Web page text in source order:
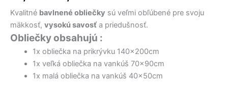
bola:
12,50 €.10,50 €.
Kvalitné bavlnené obliečky sú veľmi obľúbené pre svoju
mäkkosť, vysokú savosť a priedušnosť.
Obliečky obsahujú :
1x obliečka na prikrývku 140x200cm
1x veľká obliečka na vankúš 70x90cm
1x malá obliečka na vankúš 40x50cm